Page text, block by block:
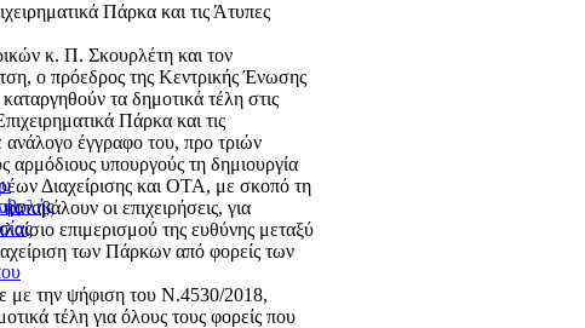
Πάρκα και τις Άτυπες
κ. Π. Σκουρλέτη και τον
ο πρόεδρος της Κεντρικής Ένωσης
τα δημοτικά τέλη στις
Πάρκα και τις
έγγραφο του, προ τριών
υπουργούς τη δημιουργία
Διαχείρισης και ΟΤΑ, με σκοπό τη
οι επιχειρήσεις, για
επιμερισμού της ευθύνης μεταξύ
των Πάρκων από φορείς των
την ψήφιση του Ν.4530/2018,
τέλη για όλους τους φορείς που